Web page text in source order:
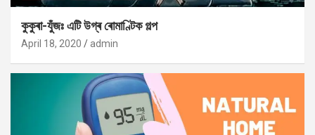
কুকুৰা-যুঁজঃ এটি উগ্ৰ ৰোমাণ্টিক গল্প
April 18, 2020 admin